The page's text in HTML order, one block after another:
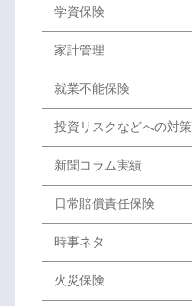
学資保険
家計管理
就業不能保険
投資リスクなどへの対策
新聞コラム実績
日常賠償責任保険
時事ネタ
火災保険